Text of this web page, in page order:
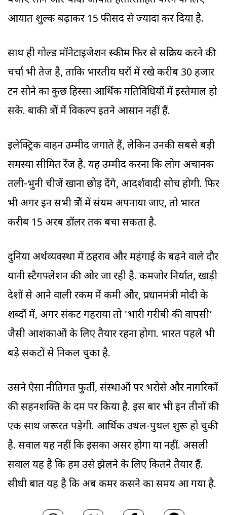
आयात शुल्क बढ़ाकर 15 फीसद से ज्यादा कर दिया है.
साथ ही गोल्ड मॉनेटाइजेशन स्कीम फिर से सक्रिय करने की
चर्चा भी तेज है, ताकि भारतीय घरों में रखे करीब 30 हजार
टन सोने का कुछ हिस्सा आर्थिक गतिविधियों में इस्तेमाल हो
सके. बाकी क्षेत्रों में विकल्प इतने आसान नहीं हैं.
इलेक्ट्रिक वाहन उम्मीद जगाते हैं, लेकिन उनकी सबसे बड़ी
समस्या सीमित रेंज है. यह उम्मीद करना कि लोग अचानक
तली-भुनी चीजें खाना छोड़ देंगे, आदर्शवादी सोच होगी. फिर
भी अगर इन सभी क्षेत्रों में संयम अपनाया जाए, तो भारत
करीब 15 अरब डॉलर तक बचा सकता है.
दुनिया अर्थव्यवस्था में ठहराव और महंगाई के बढ़ने वाले दौर
यानी स्टैगफ्लेशन की ओर जा रही है. कमजोर निर्यात, खाड़ी
देशों से आने वाली रकम में कमी और, प्रधानमंत्री मोदी के
शब्दों में, अगर संकट गहराया तो 'भारी गरीबी की वापसी’
जैसी आशंकाओं के लिए तैयार रहना होगा. भारत पहले भी
बड़े संकटों से निकल चुका है.
उसने ऐसा नीतिगत फुर्ती, संस्थाओं पर भरोसे और नागरिकों
की सहनशक्ति के दम पर किया है. इस बार भी इन तीनों की
एक साथ जरूरत पड़ेगी. आर्थिक उथल-पुथल शुरू हो चुकी
है. सवाल यह नहीं कि इसका असर होगा या नहीं. असली
सवाल यह है कि हम उसे झेलने के लिए कितने तैयार हैं.
सीधी बात यह है कि अब कमर कसने का समय आ गया है.